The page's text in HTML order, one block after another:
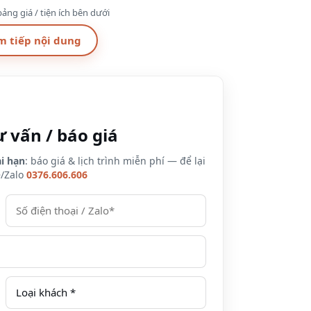
phòng/đêm
phòng khác nhau
giá / tiện ích bên dưới
tiếp nội dung
vấn / báo giá
hạn: báo giá & lịch trình miễn phí — để lại
Zalo 0376.606.606